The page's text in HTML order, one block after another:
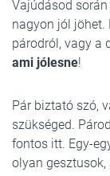
Vajúdásod
nagyon jól jöhet.
párodról, vagy a
ami jólesne!
Pár biztató szó,
szükséged.
fontos itt. Egy-
olyan